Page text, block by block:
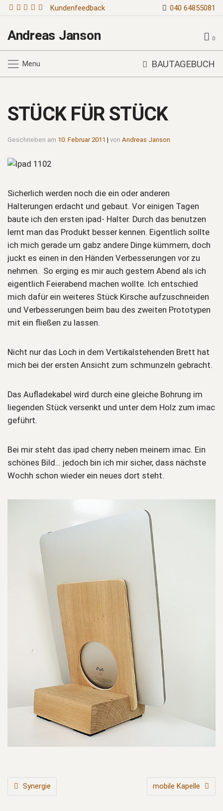
Kundenfeedback 040 64855081
Andreas Janson 0
Menu BAUTAGEBUCH
STÜCK FÜR STÜCK
Geschrieben am 10. Februar 2011 | von Andreas Janson
Sicherlich werden noch die ein oder anderen
Halterungen erdacht und gebaut. Vor einigen Tagen
baute ich den ersten ipad- Halter. Durch das benutzen
lernt man das Produkt besser kennen. Eigentlich sollte
ich mich gerade um gabz andere Dinge kümmern, doch
juckt es einen in den Händen Verbesserungen vor zu
nehmen. So erging es mir auch gestern Abend als ich
eigentlich Feierabend machen wollte. Ich entschied
mich dafür ein weiteres Stück Kirsche aufzuschneiden
und Verbesserungen beim bau des zweiten Prototypen
mit ein fließen zu lassen.
Nicht nur das Loch in dem Vertikalstehenden Brett hat
mich bei der ersten Ansicht zum schmunzeln gebracht.
Das Aufladekabel wird durch eine gleiche Bohrung im
liegenden Stück versenkt und unter dem Holz zum imac
geführt.
Bei mir steht das ipad cherry neben meinem imac. Ein
schönes Bild… jedoch bin ich mir sicher, dass nächste
Wochh schon wieder ein neues dort steht.
BEITRAGSNAVIGATIONSynergie mobile Kapelle